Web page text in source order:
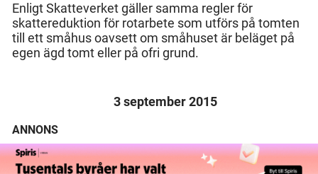
Enligt Skatteverket gäller samma regler för
skattereduktion för rotarbete som utförs på tomten
till ett småhus oavsett om småhuset är beläget på
egen ägd tomt eller på ofri grund.
3 september 2015
ANNONS